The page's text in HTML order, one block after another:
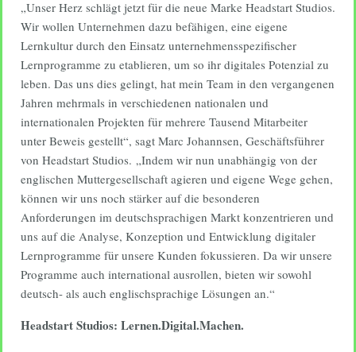
„Unser Herz schlägt jetzt für die neue Marke Headstart Studios.
Wir wollen Unternehmen dazu befähigen, eine eigene
Lernkultur durch den Einsatz unternehmensspezifischer
Lernprogramme zu etablieren, um so ihr digitales Potenzial zu
leben. Das uns dies gelingt, hat mein Team in den vergangenen
Jahren mehrmals in verschiedenen nationalen und
internationalen Projekten für mehrere Tausend Mitarbeiter
unter Beweis gestellt“, sagt Marc Johannsen, Geschäftsführer
von Headstart Studios. „Indem wir nun unabhängig von der
englischen Muttergesellschaft agieren und eigene Wege gehen,
können wir uns noch stärker auf die besonderen
Anforderungen im deutschsprachigen Markt konzentrieren und
uns auf die Analyse, Konzeption und Entwicklung digitaler
Lernprogramme für unsere Kunden fokussieren. Da wir unsere
Programme auch international ausrollen, bieten wir sowohl
deutsch- als auch englischsprachige Lösungen an.“
Headstart Studios: Lernen.Digital.Machen.